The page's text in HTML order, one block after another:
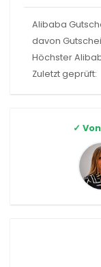
Alibaba
davon
Höchster
Zuletzt geprüft:
✓